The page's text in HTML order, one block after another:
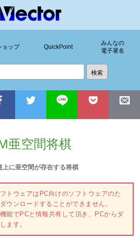
ョップ QuickPoint
みんなの
電子署名
亜空間将棋
上に亜空間が存在する将棋
トウェアはPC向けのソフトウェアのた
ウンロードすることができません。
能でPCと情報共有して頂き、PCからダ
ます。